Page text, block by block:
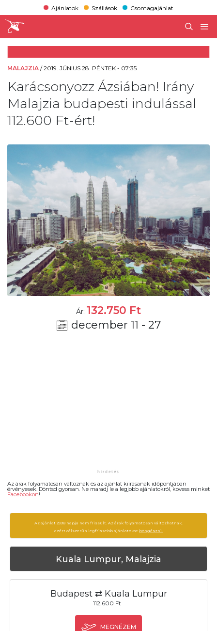
Ajánlatok Szállások Csomagajánlat
MALAJZIA /2019. JÚNIUS 28. PÉNTEK - 07:35
Karácsonyozz Ázsiában! Irány
Malajzia budapesti indulással
112.600 Ft-ért!
Ár: 132.750 Ft
december 11 - 27
Az árak folyamatosan változnak és az ajánlat kiírásanak időpontjában
érvényesek. Döntsd gyorsan. Ne maradj le a legjobb ajánlatokról, kövess minket
Facebookon!
Az ajánlat 2598 napja nem frissült. Az árak folyamatosan változhatnak,
ezért célszerű a legfrissebb ajánlatokat böngészni.
Kuala Lumpur, Malajzia
Budapest ⇄ Kuala Lumpur
112.600 Ft
MEGNÉZEM